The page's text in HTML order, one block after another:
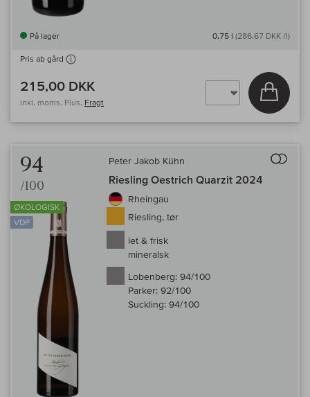
På lager 0,75 l (286,67 DKK /l)
Pris ab gård
215,00 DKK
inkl. moms, Plus. Fragt
Læg i
94
/100
ØKOLOGISK
VDP
Peter Jakob Kühn
Riesling Oestrich Quarzit 2024
Rheingau
Riesling, tør
let & frisk
mineralsk
Lobenberg: 94/100
Parker: 92/100
Suckling: 94/100